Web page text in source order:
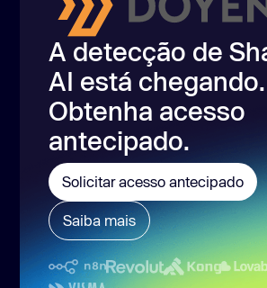
A detecção de
AI está chegando.
Obtenha acesso
antecipado.
Solicitar acesso antecipado
Saiba mais